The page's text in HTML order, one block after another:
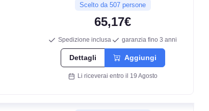
Scelto da 507 persone
65,17€
Spedizione inclusa garanzia fino 3 anni
Dettagli Aggiungi
Li riceverai entro il 19 Agosto